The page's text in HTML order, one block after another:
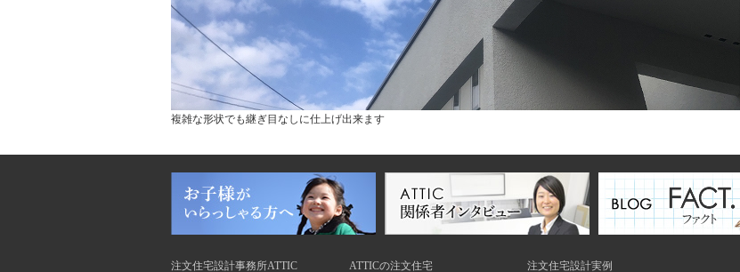
複雑な形状でも継ぎ目なしに仕上げ出来ます
注文住宅設計事務所ATTIC ATTICの注文住宅 注文住宅設計実例